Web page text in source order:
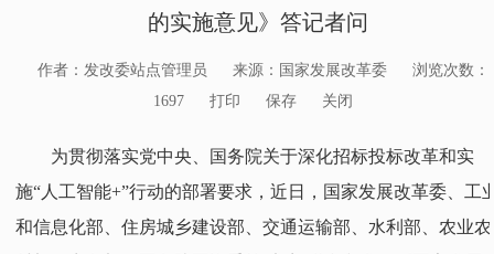
的实施意见》答记者问
作者：发改委站点管理员 来源：国家发展改革委
浏览次数：
1697
打印 保存 关闭
为贯彻落实党中央、国务院关于深化招标投标改革和实
施“人工智能+”行动的部署要求，近日，国家发展改革委、工
和信息化部、住房城乡建设部、交通运输部、水利部、农业农